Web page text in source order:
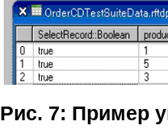
Рис. 7: Пример